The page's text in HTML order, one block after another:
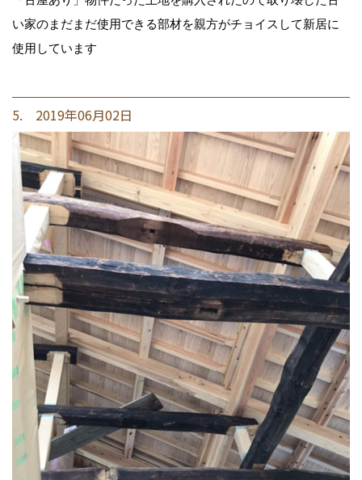
い家のまだまだ使用できる部材を親方がチョイスして新居に
使用しています
5. 2019年06月02日